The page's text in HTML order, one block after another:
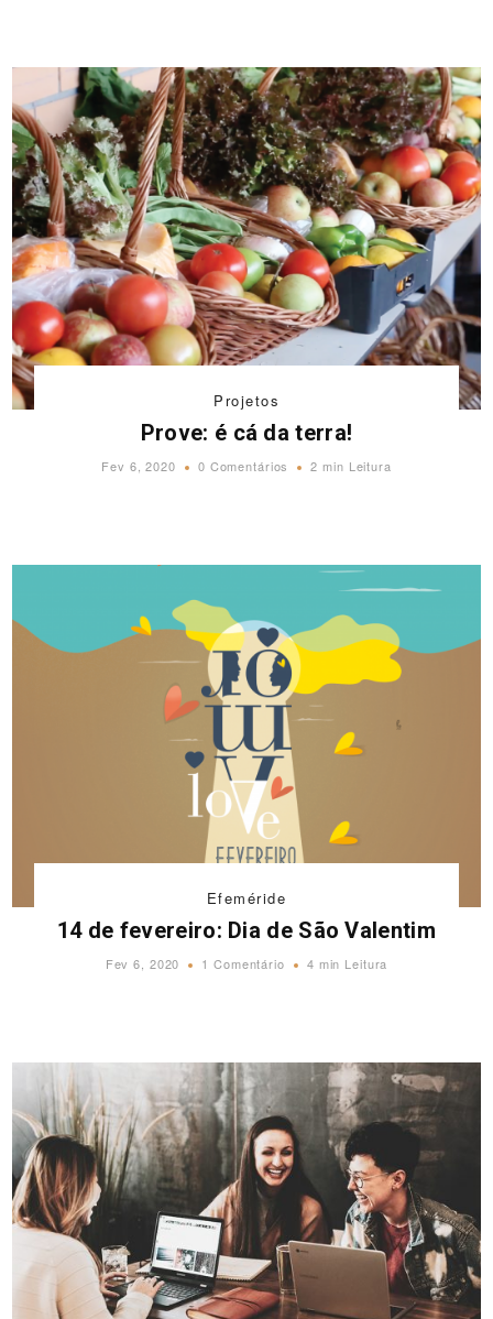
Projetos
Prove: é cá da terra!
Fev 6, 2020 0 Comentários 2 min Leitura
Efeméride
14 de fevereiro: Dia de São Valentim
Fev 6, 2020 1 Comentário 4 min Leitura